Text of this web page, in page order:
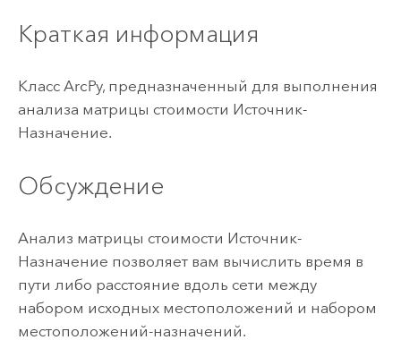
Краткая информация
Класс ArcPy, предназначенный для выполнения
анализа матрицы стоимости Источник-
Назначение.
Обсуждение
Анализ матрицы стоимости Источник-
Назначение позволяет вам вычислить время в
пути либо расстояние вдоль сети между
набором исходных местоположений и набором
местоположений-назначений.